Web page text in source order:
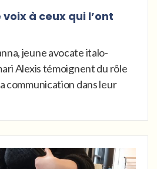
à ceux qui l’ont
jeune avocate italo-
Alexis témoignent du rôle
communication dans leur